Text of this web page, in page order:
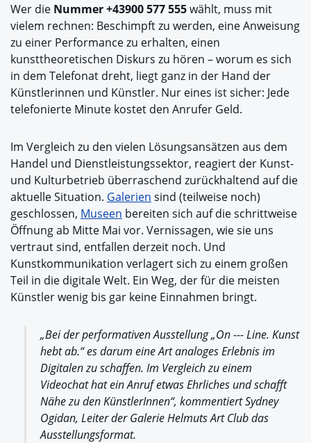
Wer die Nummer +43900 577 555wählt, muss mit
vielem rechnen: Beschimpft zu werden, eine Anweisung
zu einer Performance zu erhalten, einen
kunsttheoretischen Diskurs zu hören – worum es sich
in dem Telefonat dreht, liegt ganz in der Hand der
Künstlerinnen und Künstler. Nur eines ist sicher: Jede
telefonierte Minute kostet den Anrufer Geld.
Im Vergleich zu den vielen Lösungsansätzen aus dem
Handel und Dienstleistungssektor, reagiert der Kunst-
und Kulturbetrieb überraschend zurückhaltend auf die
aktuelle Situation. Galerien sind (teilweise noch)
geschlossen, Museen bereiten sich auf die schrittweise
Öffnung ab Mitte Mai vor. Vernissagen, wie sie uns
vertraut sind, entfallen derzeit noch. Und
Kunstkommunikation verlagert sich zu einem großen
Teil in die digitale Welt. Ein Weg, der für die meisten
Künstler wenig bis gar keine Einnahmen bringt.
„Bei der performativen Ausstellung „On --- Line. Kunst
hebt ab.“ es darum eine Art analoges Erlebnis im
Digitalen zu schaffen. Im Vergleich zu einem
Videochat hat ein Anruf etwas Ehrliches und schafft
Nähe zu den KünstlerInnen“, kommentiert Sydney
Ogidan, Leiter der Galerie Helmuts Art Club das
Ausstellungsformat.